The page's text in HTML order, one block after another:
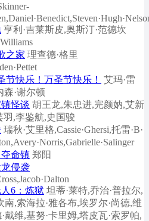
亨利·吉莱斯皮,奥斯汀·范德坎
之家 理查德·格里
节快乐！万圣节快乐！
艾玛·雷
森·谢尔顿
怪谈 胡王龙,朱忠进,完颜妠,艾新
羽,李鉴航,史国骏
瑞秋·艾里格,Cassie·Ghersi,托雷·B·
命镇 郑阳
侵袭
6：炼狱 坦蒂·莱特,乔治·普拉尔,
南,索海拉·雅各布,埃罗尔·尚德,维
戴维,基努·卡里姆,塔皮瓦·索罗帕,